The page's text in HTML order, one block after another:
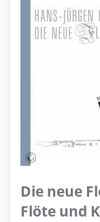
Die neue
Flöte und